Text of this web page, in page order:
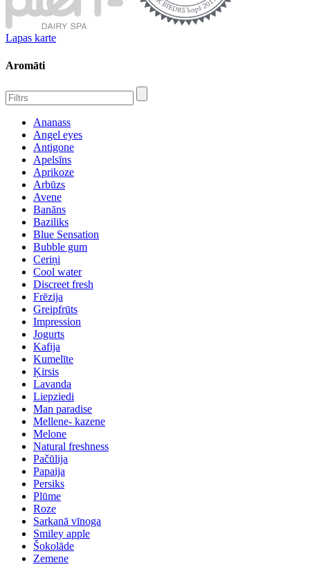
Lapas karte
Aromāti
Ananass
Angel eyes
Antigone
Apelsīns
Aprikoze
Arbūzs
Avene
Banāns
Baziliks
Blue Sensation
Bubble gum
Ceriņi
Cool water
Discreet fresh
Frēzija
Greipfrūts
Impression
Jogurts
Kafija
Kumelīte
Ķirsis
Lavanda
Liepziedi
Man paradise
Mellene- kazene
Melone
Natural freshness
Pačūlija
Papaija
Persiks
Plūme
Roze
Sarkanā vīnoga
Smiley apple
Šokolāde
Zemene